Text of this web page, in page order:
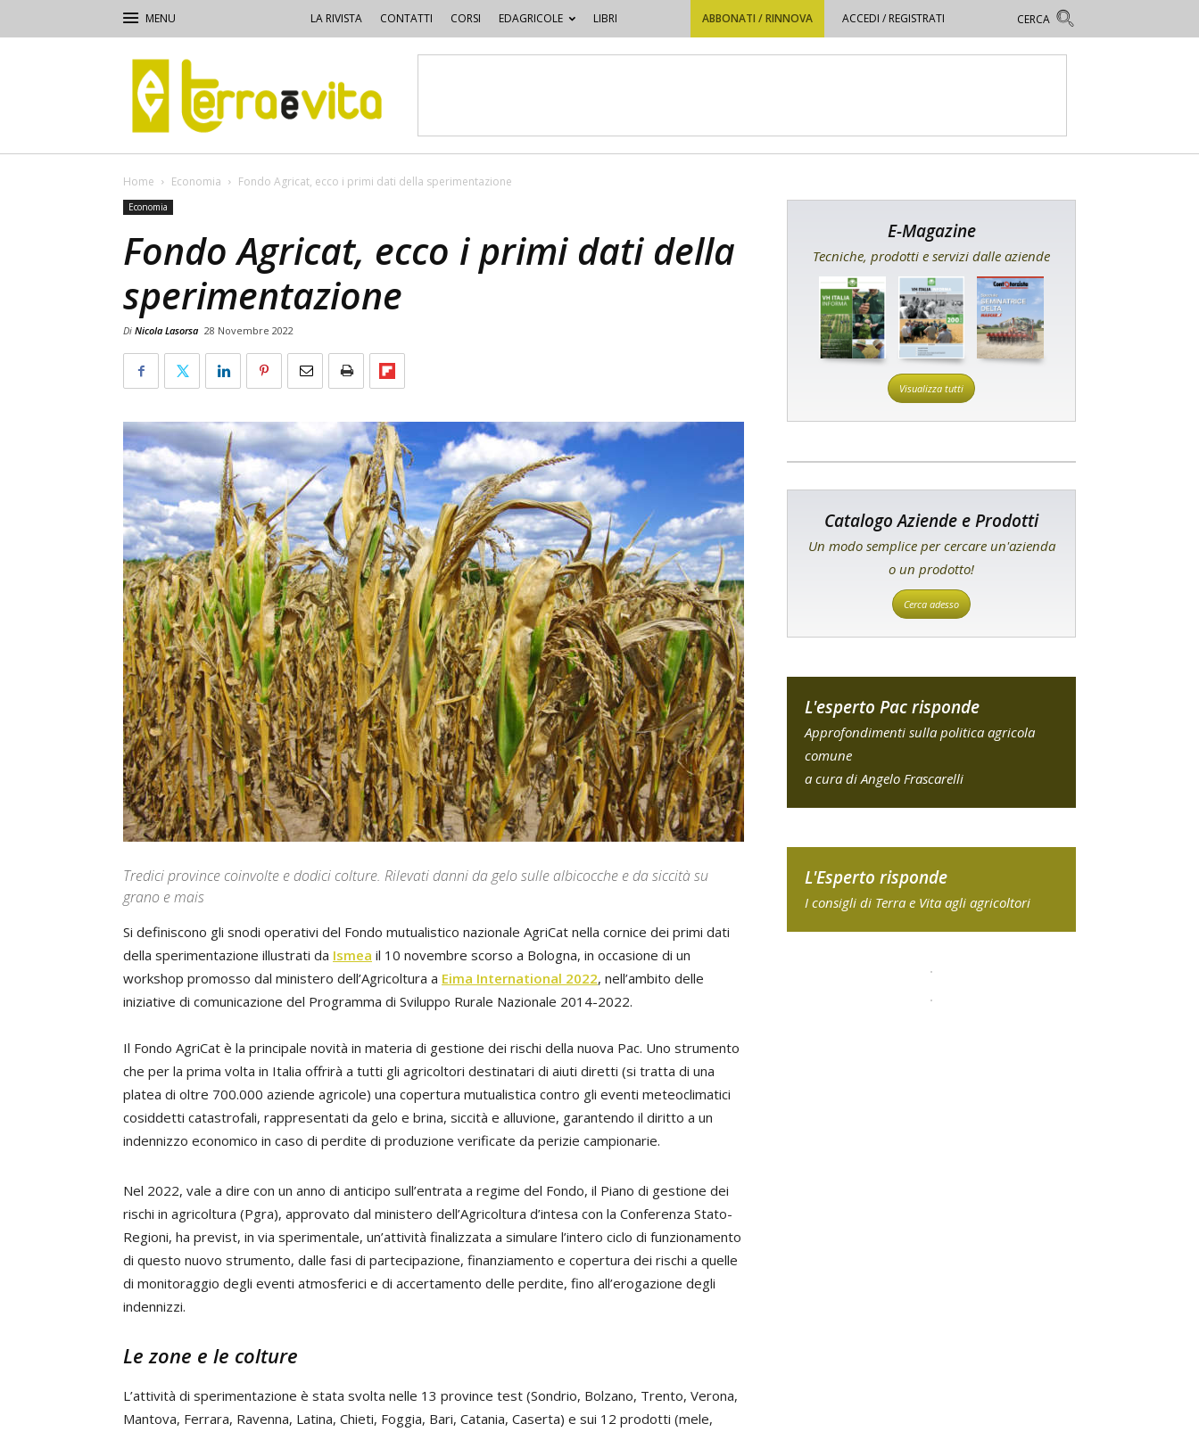
LA RIVISTA CONTATTI CORSI EDAGRICOLE LIBRI ABBONATI / RINNOVA ACCEDI / REGISTRATI
Terra
e
Vita
Home Economia Fondo Agricat, ecco i primi dati della sperimentazione
Economia
Fondo Agricat, ecco i primi dati della
sperimentazione
Di Nicola Lasorsa 28 Novembre 2022
Tredici province coinvolte e dodici colture. Rilevati danni da gelo sulle albicocche e da siccità su
grano e mais
Si definiscono gli snodi operativi del Fondo mutualistico nazionale AgriCat nella cornice dei primi dati
della sperimentazione illustrati da Ismea il 10 novembre scorso a Bologna, in occasione di un
workshop promosso dal ministero dell’Agricoltura a Eima International 2022, nell’ambito delle
iniziative di comunicazione del Programma di Sviluppo Rurale Nazionale 2014-2022.
Il Fondo AgriCat è la principale novità in materia di gestione dei rischi della nuova Pac. Uno strumento
che per la prima volta in Italia offrirà a tutti gli agricoltori destinatari di aiuti diretti (si tratta di una
platea di oltre 700.000 aziende agricole) una copertura mutualistica contro gli eventi meteoclimatici
cosiddetti catastrofali, rappresentati da gelo e brina, siccità e alluvione, garantendo il diritto a un
indennizzo economico in caso di perdite di produzione verificate da perizie campionarie.
Nel 2022, vale a dire con un anno di anticipo sull’entrata a regime del Fondo, il Piano di gestione dei
rischi in agricoltura (Pgra), approvato dal ministero dell’Agricoltura d’intesa con la Conferenza Stato-
Regioni, ha previst, in via sperimentale, un’attività finalizzata a simulare l’intero ciclo di funzionamento
di questo nuovo strumento, dalle fasi di partecipazione, finanziamento e copertura dei rischi a quelle
di monitoraggio degli eventi atmosferici e di accertamento delle perdite, fino all’erogazione degli
indennizzi.
Le zone e le colture
L’attività di sperimentazione è stata svolta nelle 13 province test (Sondrio, Bolzano, Trento, Verona,
Mantova, Ferrara, Ravenna, Latina, Chieti, Foggia, Bari, Catania, Caserta) e sui 12 prodotti (mele,
E-Magazine
Tecniche, prodotti e servizi dalle aziende
Visualizza tutti
Catalogo Aziende e Prodotti
Un modo semplice per cercare un'azienda
o un prodotto!
Cerca adesso
L'esperto Pac risponde
Approfondimenti sulla politica agricola
comune
a cura di Angelo Frascarelli
L'Esperto risponde
I consigli di Terra e Vita agli agricoltori